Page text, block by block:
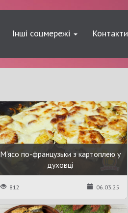
Інші соцмережі Контакти
М'ясо по-французьки з картоплею у
духовці
812 06.03.25